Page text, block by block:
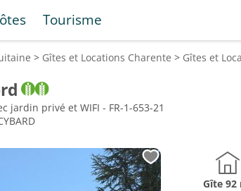
Tourisme
> Gîtes et Locations Charente > Gîtes et
privé et WIFI - FR-1-653-21
Gîte 92